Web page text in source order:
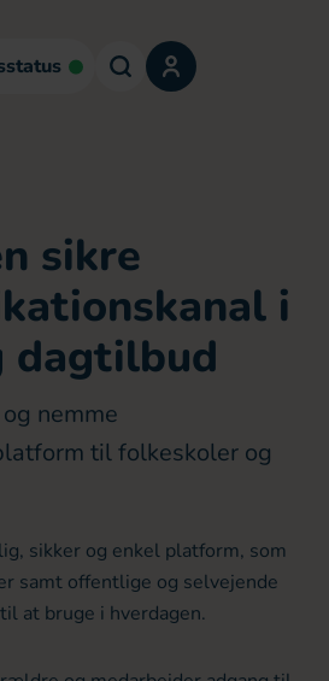
sikre
i
dagtilbud
nemme
til folkeskoler og
sikker og enkel platform, som
samt offentlige og selvejende
at bruge i hverdagen.